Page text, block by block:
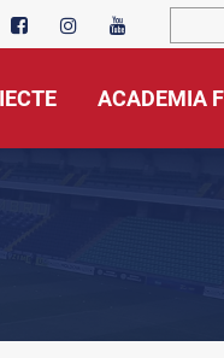
ACADEMIA